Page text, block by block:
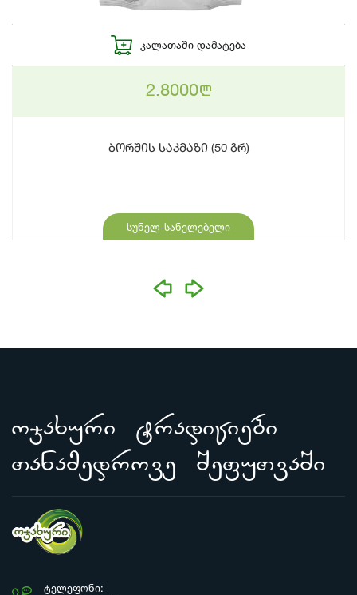
ᲙᲐᲚᲐᲗᲐᲨᲘ ᲓᲐᲛᲐᲢᲔᲑᲐ
2.8000n
ბორშის საკმაზი (50 გრ)
სუნელ-სანელებელი
prev
next
ojaxuri tradiciebi
Tanamedrove SefuTvaSi
ᲢᲔᲚᲔᲤᲝᲜᲘ: